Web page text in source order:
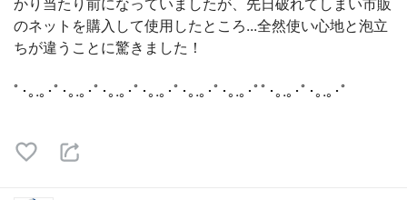
かり当たり前になっていましたが、先日破れてしまい市販
のネットを購入して使用したところ...全然使い心地と泡立
ちが違うことに驚きました！
ﾟ･｡.｡･ﾟ･｡.｡･ﾟ･｡.｡･ﾟ･｡.｡･ﾟ･｡.｡･ﾟ･｡.｡･ﾟﾟ･｡.｡･ﾟ･｡.｡･ﾟ